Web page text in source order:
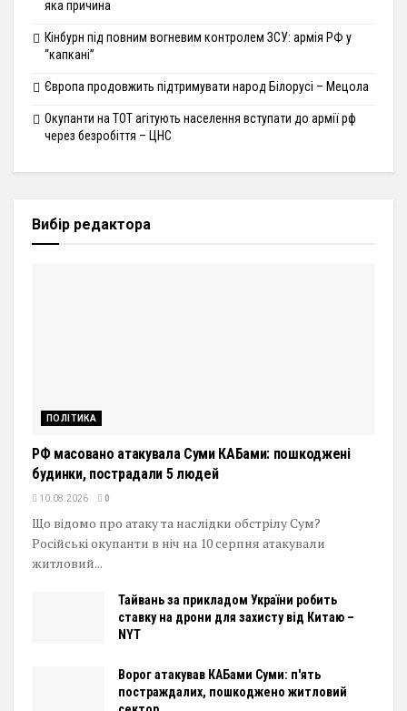
яка причина
Кінбурн під повним вогневим контролем ЗСУ: армія РФ у
“капкані”
Європа продовжить підтримувати народ Білорусі – Мецола
Окупанти на ТОТ агітують населення вступати до армії рф
через безробіття – ЦНС
Вибір редактора
ПОЛІТИКА
РФ масовано атакувала Суми КАБами: пошкоджені
будинки, пострадали 5 людей
10.08.2026 0
Що відомо про атаку та наслідки обстрілу Сум?
Російські окупанти в ніч на 10 серпня атакували
житловий...
Тайвань за прикладом України робить
ставку на дрони для захисту від Китаю –
NYT
Ворог атакував КАБами Суми: п'ять
постраждалих, пошкоджено житловий